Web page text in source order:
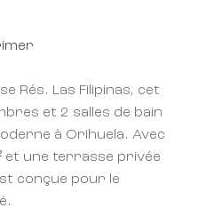
Rés. Las Filipinas, cet
et 2 salles de bain
à Orihuela. Avec
et une terrasse privée
conçue pour le